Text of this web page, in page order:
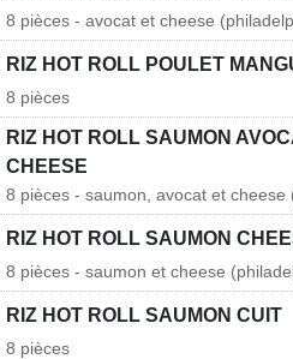
8 pièces - avocat et cheese
RIZ HOT ROLL POULET
8 pièces
RIZ HOT ROLL SAUMON
CHEESE
8 pièces - saumon, avocat et cheese
RIZ HOT ROLL SAUMON
8 pièces - saumon et cheese
RIZ HOT ROLL SAUMON CUIT
8 pièces